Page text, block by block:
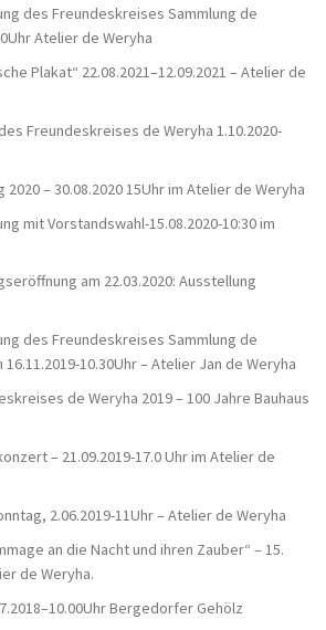
des Freundeskreises Sammlung de
Atelier de Weryha
Plakat“ 22.08.2021–12.09.2021 – Atelier de
Freundeskreises de Weryha 1.10.2020-
– 30.08.2020 15Uhr im Atelier de Weryha
mit Vorstandswahl-15.08.2020-10:30 im
am 22.03.2020: Ausstellung
des Freundeskreises Sammlung de
10.30Uhr – Atelier Jan de Weryha
de Weryha 2019 – 100 Jahre Bauhaus
– 21.09.2019-17.0 Uhr im Atelier de
2.06.2019-11Uhr – Atelier de Weryha
an die Nacht und ihren Zauber“ – 15.
de Weryha.
Bergedorfer Gehölz